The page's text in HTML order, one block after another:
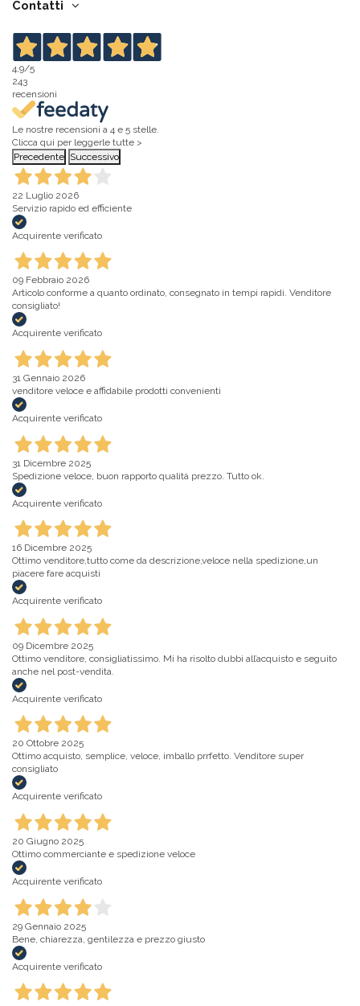
Contatti
4,9/5
243
recensioni
Le nostre recensioni a 4 e 5 stelle.
Clicca qui per leggerle tutte >
Precedente Successivo
22 Luglio 2026
Servizio rapido ed efficiente
Acquirente verificato
09 Febbraio 2026
Articolo conforme a quanto ordinato, consegnato in tempi rapidi. Venditore
consigliato!
Acquirente verificato
31 Gennaio 2026
venditore veloce e affidabile prodotti convenienti
Acquirente verificato
31 Dicembre 2025
Spedizione veloce, buon rapporto qualità prezzo. Tutto ok.
Acquirente verificato
16 Dicembre 2025
Ottimo venditore,tutto come da descrizione,veloce nella spedizione,un
piacere fare acquisti
Acquirente verificato
09 Dicembre 2025
Ottimo venditore, consigliatissimo. Mi ha risolto dubbi all’acquisto e seguito
anche nel post-vendita.
Acquirente verificato
20 Ottobre 2025
Ottimo acquisto, semplice, veloce, imballo prrfetto. Venditore super
consigliato
Acquirente verificato
20 Giugno 2025
Ottimo commerciante e spedizione veloce
Acquirente verificato
29 Gennaio 2025
Bene, chiarezza, gentilezza e prezzo giusto
Acquirente verificato